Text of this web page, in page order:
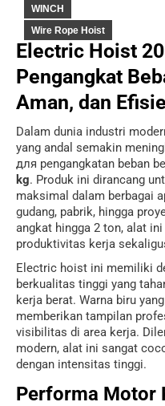
WINCH
Wire Rope Hoist
Electric Hoist
Pengangkat
Aman, dan
Dalam dunia industri
yang andal semakin
для pengangkatan beban
kg. Produk ini dirancang
maksimal dalam berbagai
gudang, pabrik, hingga
angkat hingga 2 ton, alat
produktivitas kerja
Electric hoist ini memiliki
berkualitas tinggi yang
kerja berat. Warna biru
memberikan tampilan
visibilitas di area kerja.
modern, alat ini sangat
dengan intensitas tinggi.
Performa Motor